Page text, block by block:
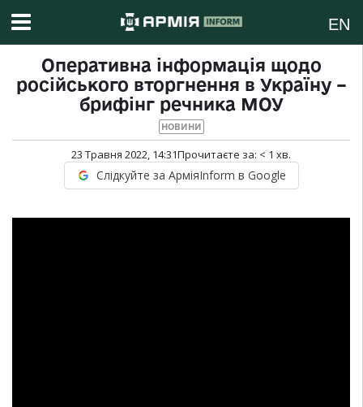
EN
Оперативна інформація щодо
російського вторгнення в Україну –
брифінг речника МОУ
НОВИНИ
23 Травня 2022, 14:31Прочитаєте за: < 1 хв.
Слідкуйте за АрміяInform в Google